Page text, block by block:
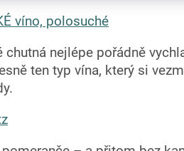
víno, polosuché
chutná nejlépe pořádně
ten typ vína, který si